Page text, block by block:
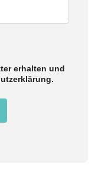
erhalten und